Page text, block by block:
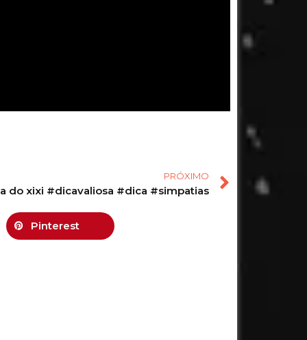
PRÓXIMO
do xixi #dicavaliosa #dica #simpatias
Pinterest